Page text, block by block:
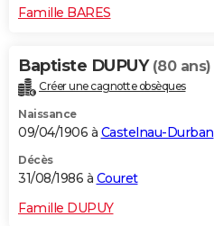
Famille BARES
Baptiste DUPUY (80 ans)
Créer une cagnotte obsèques
Naissance
09/04/1906 à Castelnau-Durban
Décès
31/08/1986 à Couret
Famille DUPUY